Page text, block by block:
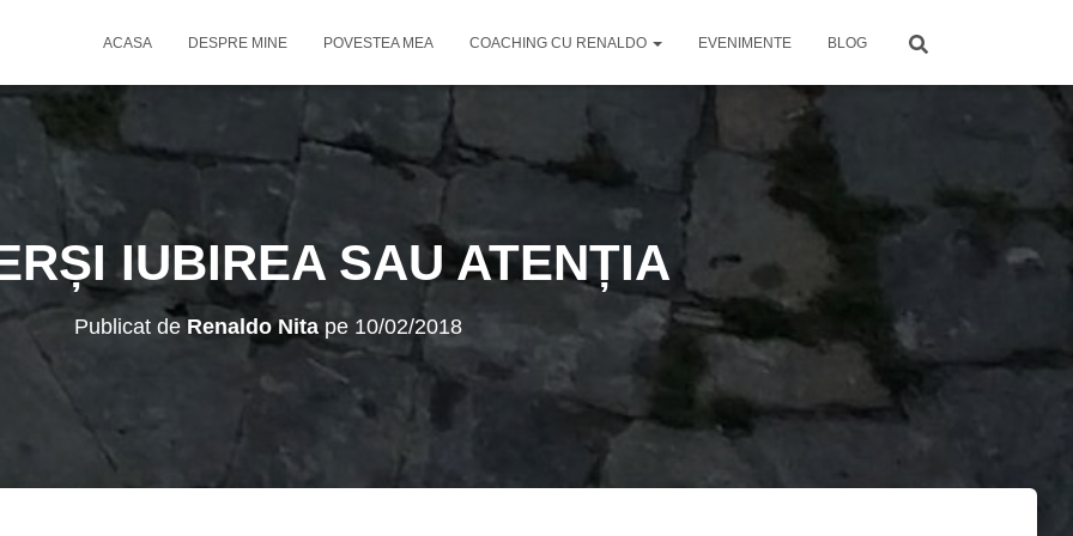
ACASA DESPRE MINE POVESTEA MEA COACHING CU RENALDO EVENIMENTE BLOG
IUBIREA SAU ATENȚIA
Publicat de Renaldo Nita pe 10/02/2018